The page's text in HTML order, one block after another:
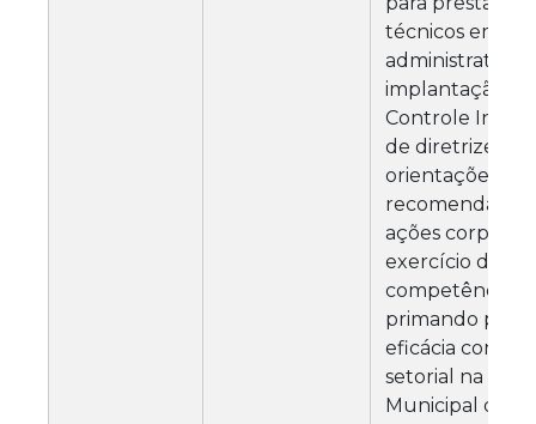
técnicos em
administrativa,
implantação
Controle
de diretrizes,
orientações,
ações
exercício das
competências
primando pela
eficácia
setorial na
Municipal de